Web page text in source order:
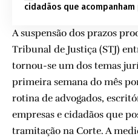
cidadãos que
A suspensão dos prazos
Tribunal de Justiça (STJ)
tornou-se um dos temas
primeira semana do mês
rotina de advogados,
empresas e cidadãos que
tramitação na Corte. A